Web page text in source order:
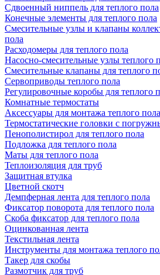
Сдвоенный ниппель для теплого пола
Конечные элементы для теплого пола
Смесительные узлы и клапаны
пола
Расходомеры для теплого пола
Насосно-смесительные узлы теплого
Смесительные клапаны для теплого
Сервоприводы теплого пола
Регулировочные коробы для теплого
Комнатные термостаты
Аксессуары для монтажа теплого пола
Термостатические головки с
Пенополистирол для теплого пола
Подложка для теплого пола
Маты для теплого пола
Теплоизоляция для труб
Защитная втулка
Цветной скотч
Демпферная лента для теплого пола
Фиксатор поворота для теплого пола
Скоба фиксатор для теплого пола
Оцинкованная лента
Текстильная лента
Инструменты для монтажа теплого
Такер для скобы
Размотчик для труб